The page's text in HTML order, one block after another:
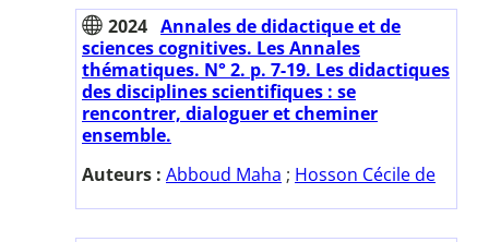
2024 Annales de didactique et de
sciences cognitives. Les Annales
thématiques. N° 2. p. 7-19. Les didactiques
des disciplines scientifiques : se
rencontrer, dialoguer et cheminer
ensemble.
Auteurs : Abboud Maha ; Hosson Cécile de